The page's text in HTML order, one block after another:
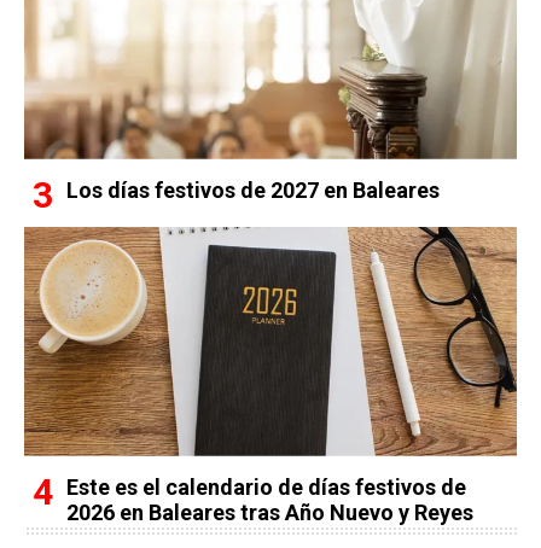
Los días festivos de 2027 en Baleares
Este es el calendario de días festivos de
2026 en Baleares tras Año Nuevo y Reyes